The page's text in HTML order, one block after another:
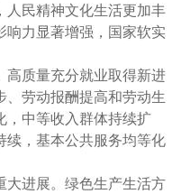
人民精神文化生活更加丰
响力显著增强，国家软实
质量充分就业取得新进
、劳动报酬提高和劳动生
，中等收入群体持续扩
续，基本公共服务均等化
进展。绿色生产生活方